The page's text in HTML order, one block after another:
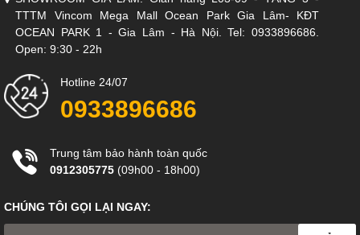
hoàn hảo cho không gian nội thất phòng ăn, với thiết kế hiện đại
dễ dàng vệ sinh khi sử dụng, giúp cho căn phòng trở nên tiện
nghi và sang trọng hơn. Đây không chỉ là nơi để tiếp khách mà
còn là nơi để các thành viên trong gia đình cùng ăn uống với
nhau, tận hưởng những giây phút nghỉ ngơi, thư giãn sau một
ngày học tập và làm việc mệt mỏi. Để có được một không gian
hài hòa vừa sang trọng vừa đem đến sự ấm cúng, thoải mái dễ
TTTM Vincom Mega Mall Ocean Park Gia Lâm- KĐT
OCEAN PARK 1 - Gia Lâm - Hà Nội. Tel: 0933896686.
Open: 9:30 - 22h
Hotline 24/07
0933896686
Trung tâm bảo hành toàn quốc
0912305775 (09h00 - 18h00)
CHÚNG TÔI GỌI LẠI NGAY: